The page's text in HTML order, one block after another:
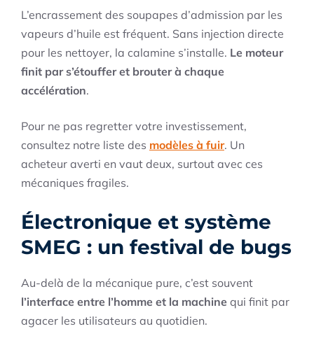
L’encrassement des soupapes d’admission par les
vapeurs d’huile est fréquent. Sans injection directe
pour les nettoyer, la calamine s’installe. Le moteur
finit par s’étouffer et brouter à chaque
accélération.
Pour ne pas regretter votre investissement,
consultez notre liste des modèles à fuir. Un
acheteur averti en vaut deux, surtout avec ces
mécaniques fragiles.
Électronique et système
SMEG : un festival de bugs
Au-delà de la mécanique pure, c’est souvent
l’interface entre l’homme et la machine qui finit par
agacer les utilisateurs au quotidien.